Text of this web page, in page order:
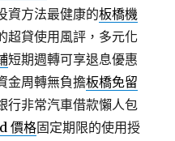
資方法最健康的板橋機
超貸使用風評，多元化
短期週轉可享退息優惠
金周轉無負擔板橋免留
行非常汽車借款懶人包
價格固定期限的使用授